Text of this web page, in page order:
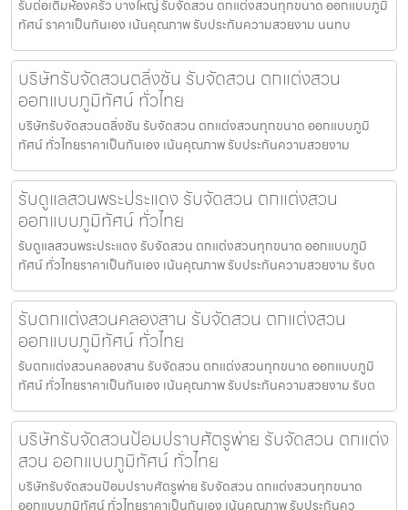
รับต่อเติมห้องครัว บางใหญ่ รับจัดสวน ตกแต่งสวนทุกขนาด ออกแบบภูมิ
ทัศน์ ราคาเป็นกันเอง เน้นคุณภาพ รับประกันความสวยงาม นนทบ
บริษัทรับจัดสวนตลิ่งชัน รับจัดสวน ตกแต่งสวน
ออกแบบภูมิทัศน์ ทั่วไทย
บริษัทรับจัดสวนตลิ่งชัน รับจัดสวน ตกแต่งสวนทุกขนาด ออกแบบภูมิ
ทัศน์ ทั่วไทยราคาเป็นกันเอง เน้นคุณภาพ รับประกันความสวยงาม
รับดูแลสวนพระประแดง รับจัดสวน ตกแต่งสวน
ออกแบบภูมิทัศน์ ทั่วไทย
รับดูแลสวนพระประแดง รับจัดสวน ตกแต่งสวนทุกขนาด ออกแบบภูมิ
ทัศน์ ทั่วไทยราคาเป็นกันเอง เน้นคุณภาพ รับประกันความสวยงาม รับด
รับตกแต่งสวนคลองสาน รับจัดสวน ตกแต่งสวน
ออกแบบภูมิทัศน์ ทั่วไทย
รับตกแต่งสวนคลองสาน รับจัดสวน ตกแต่งสวนทุกขนาด ออกแบบภูมิ
ทัศน์ ทั่วไทยราคาเป็นกันเอง เน้นคุณภาพ รับประกันความสวยงาม รับต
บริษัทรับจัดสวนป้อมปราบศัตรูพ่าย รับจัดสวน ตกแต่ง
สวน ออกแบบภูมิทัศน์ ทั่วไทย
บริษัทรับจัดสวนป้อมปราบศัตรูพ่าย รับจัดสวน ตกแต่งสวนทุกขนาด
ออกแบบภูมิทัศน์ ทั่วไทยราคาเป็นกันเอง เน้นคุณภาพ รับประกันคว